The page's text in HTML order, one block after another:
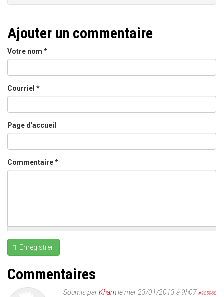
Ajouter un commentaire
Votre nom *
Courriel *
Page d'accueil
Commentaire*
Enregistrer
Commentaires
Soumis parKharnle mer 23/01/2013 à 9h07 #105968